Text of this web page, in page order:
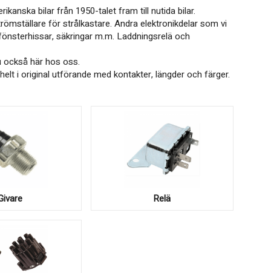
bilar från 1950-talet fram till nutida bilar.
för strålkastare. Andra elektronikdelar som vi
säkringar m.m. Laddningsrelä och
också här hos oss.
i original utförande med kontakter, längder och färger.
Relä